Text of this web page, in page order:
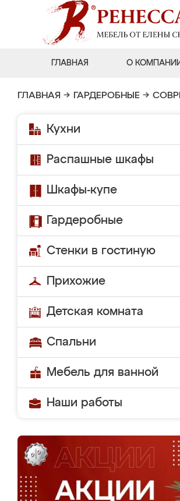
ГЛАВНАЯ О
ГЛАВНАЯ → ГАРДЕРОБНЫЕ →
Кухни
Распашные шкафы
Шкафы-купе
Гардеробные
Стенки в гостиную
Прихожие
Детская комната
Спальни
Мебель для ванной
Наши работы